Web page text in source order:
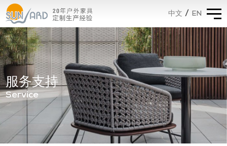
中文 / EN
服务支持
Service